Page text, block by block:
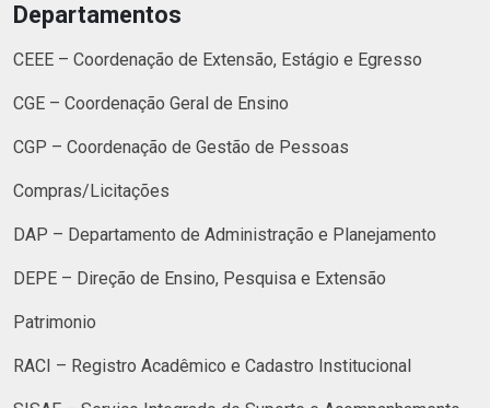
Departamentos
CEEE – Coordenação de Extensão, Estágio e Egresso
CGE – Coordenação Geral de Ensino
CGP – Coordenação de Gestão de Pessoas
Compras/Licitações
DAP – Departamento de Administração e Planejamento
DEPE – Direção de Ensino, Pesquisa e Extensão
Patrimonio
RACI – Registro Acadêmico e Cadastro Institucional